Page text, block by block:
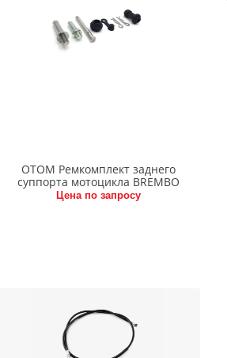
OTOM Ремкомплект заднего
суппорта мотоцикла BREMBO
Цена по запросу